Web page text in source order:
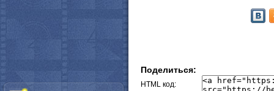
Поделиться:
HTML код: